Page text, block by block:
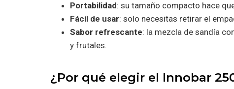
Portabilidad: su tamaño compacto hace
Fácil de usar: solo necesitas retirar el
Sabor refrescante: la mezcla de sandía
y frutales.
¿Por qué elegir el Innobar